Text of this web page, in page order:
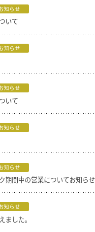
知らせ
いて
知らせ
知らせ
いて
知らせ
知らせ
期間中の営業についてお知らせ
知らせ
ました。